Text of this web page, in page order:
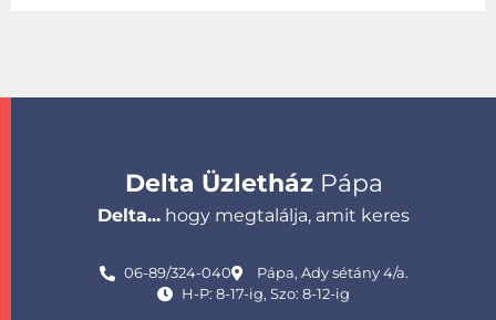
Delta ÜzletházPápa
Delta... hogy megtalálja, amit keres
06-89/324-040
Pápa, Ady sétány 4/a.
H-P: 8-17-ig, Szo: 8-12-ig